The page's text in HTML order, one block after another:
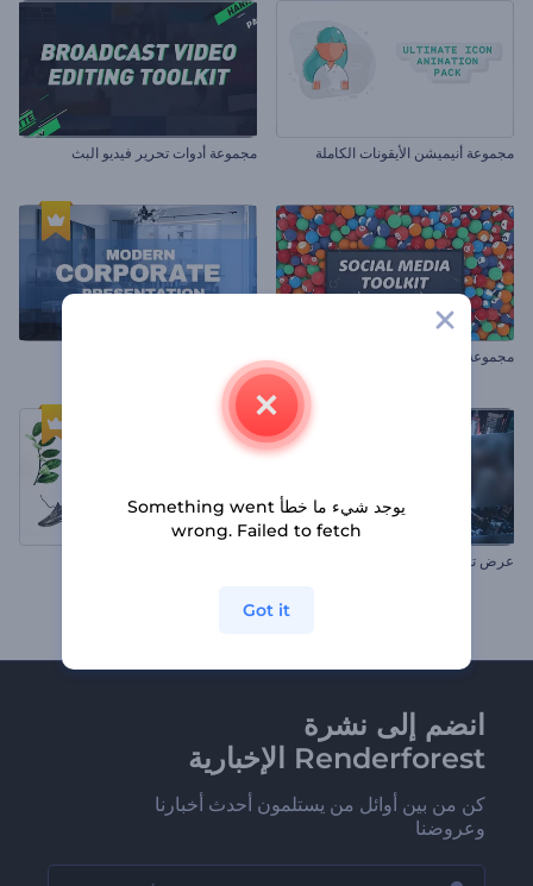
مجموعة أنيميشن الأيقونات الكاملة مجموعة أدوات تحرير فيديو البث
مجموعة أدوات وسائل التواصل الإجتماعي
عرض تقديمي للمسار الزمني لشركة
انضم إلى نشرة
Renderforest الإخبارية
كن من بين أوائل من يستلمون أحدث أخبارنا
وعروضنا
يوجد شيء ما خطأ Something went
wrong. Failed to fetch
Got it